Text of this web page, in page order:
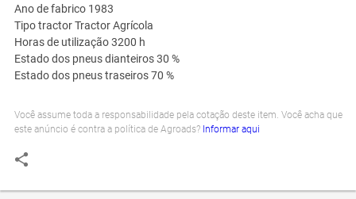
Ano de fabrico 1983
Tipo tractor Tractor Agrícola
Horas de utilização 3200 h
Estado dos pneus dianteiros 30 %
Estado dos pneus traseiros 70 %
Você assume toda a responsabilidade pela cotação deste item. Você acha que
este anúncio é contra a política de Agroads? Informar aqui